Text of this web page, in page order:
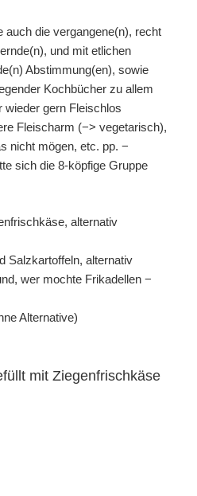
auch die vergangene(n), recht
und mit etlichen
Abstimmung(en), sowie
Kochbücher zu allem
wieder gern Fleischlos
Fleischarm (−> vegetarisch),
nicht mögen, etc. pp. −
sich die 8-köpfige Gruppe
alternativ
Salzkartoffeln, alternativ
wer mochte Frikadellen −
Alternative)
mit Ziegenfrischkäse